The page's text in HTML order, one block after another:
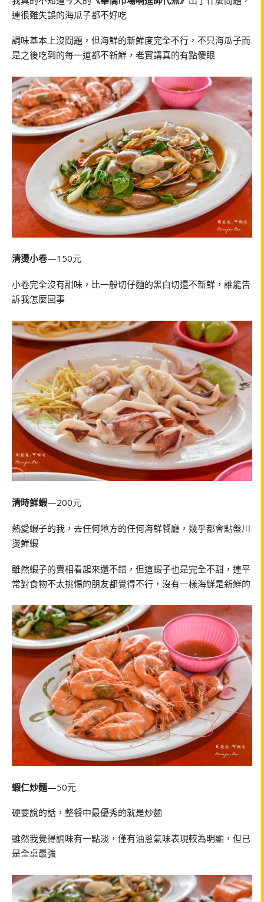
連很難失誤的海瓜子都不好吃
調味基本上沒問題，但海鮮的新鮮度完全不行，不只海瓜子而
是之後吃到的每一道都不新鮮，老實講真的有點傻眼
清燙小卷—150元
小卷完全沒有甜味，比一般切仔麵的黑白切還不新鮮，誰能告
訴我怎麼回事
清時鮮蝦—200元
熱愛蝦子的我，去任何地方的任何海鮮餐廳，幾乎都會點盤川
燙鮮蝦
雖然蝦子的賣相看起來還不錯，但這蝦子也是完全不甜，連平
常對食物不太挑惕的朋友都覺得不行，沒有一樣海鮮是新鮮的
蝦仁炒麵—50元
硬要說的話，整餐中最優秀的就是炒麵
雖然我覺得調味有一點淡，僅有油蔥氣味表現較為明顯，但已
是全桌最強